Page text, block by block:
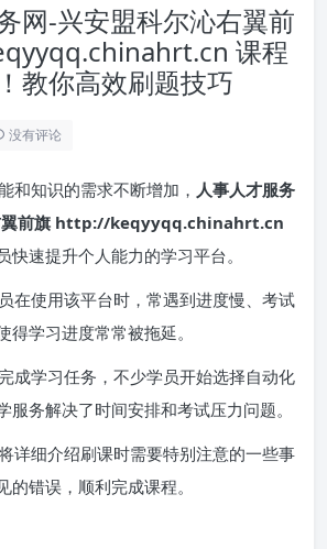
网-兴安盟科尔沁右翼前
课程
教你高效刷题技巧
没有评论
和知识的需求不断增加， 人事人才服务
翼前旗 http://keqyyqq.chinahrt.cn
快速提升个人能力的学习平台。
在使用该平台时，常遇到进度慢、考试
得学习进度常常被拖延。
成学习任务，不少学员开始选择自动化
服务解决了时间安排和考试压力问题。
详细介绍刷课时需要特别注意的一些事
的错误，顺利完成课程。